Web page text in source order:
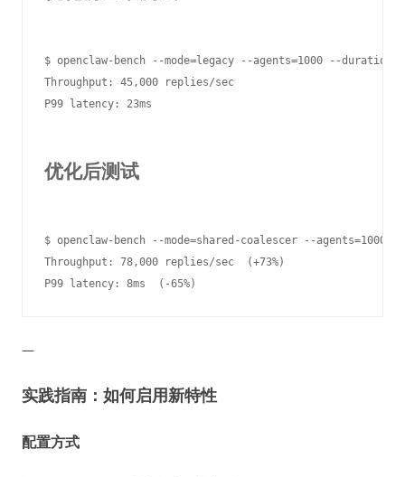
$ openclaw-bench --mode=legacy --agents=1000 --
Throughput: 45,000 replies/sec
P99 latency: 23ms
优化后测试
$ openclaw-bench --mode=shared-coalescer --agents=1000
Throughput: 78,000 replies/sec  (+73%)
—
实践指南：如何启用新特性
配置方式